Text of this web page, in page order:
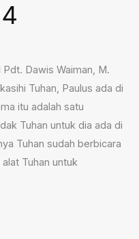
Dawis Waiman, M.
Tuhan, Paulus ada di
itu adalah satu
Tuhan untuk dia ada di
Tuhan sudah berbicara
Tuhan untuk